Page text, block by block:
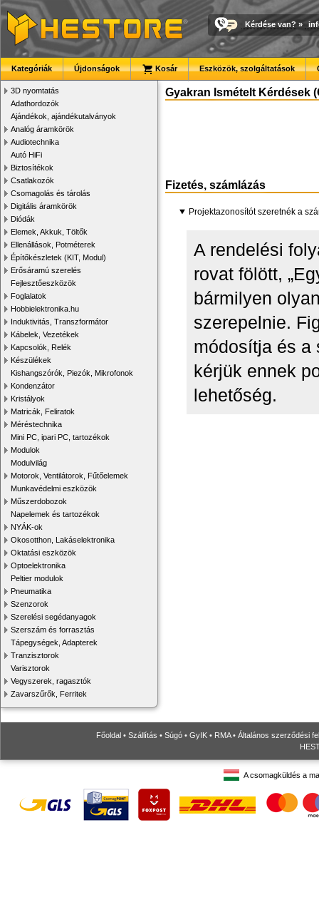
Kérdése van? »
Kategóriák Újdonságok Kosár Eszközök, szolgáltatások
3D nyomtatás
Adathordozók
Ajándékok, ajándékutalványok
Analóg áramkörök
Audiotechnika
Autó HiFi
Biztosítékok
Csatlakozók
Csomagolás és tárolás
Digitális áramkörök
Diódák
Elemek, Akkuk, Töltők
Ellenállások, Potméterek
Építőkészletek (KIT, Modul)
Erősáramú szerelés
Fejlesztőeszközök
Foglalatok
Hobbielektronika.hu
Induktivitás, Transzformátor
Kábelek, Vezetékek
Kapcsolók, Relék
Készülékek
Kishangszórók, Piezók, Mikrofonok
Kondenzátor
Kristályok
Matricák, Feliratok
Méréstechnika
Mini PC, ipari PC, tartozékok
Modulok
Modulvilág
Motorok, Ventilátorok, Fűtőelemek
Munkavédelmi eszközök
Műszerdobozok
Napelemek és tartozékok
NYÁK-ok
Okosotthon, Lakáselektronika
Oktatási eszközök
Optoelektronika
Peltier modulok
Pneumatika
Szenzorok
Szerelési segédanyagok
Szerszám és forrasztás
Tápegységek, Adapterek
Tranzisztorok
Varisztorok
Vegyszerek, ragasztók
Zavarszűrők, Ferritek
Gyakran Ismételt Kérdések
Fizetés, számlázás
Projektazonosítót szeretnék a
A rendelési
rovat fölött,
bármilyen
szerepelnie.
módosítja és a
kérjük ennek
lehetőség.
Főoldal • Szállítás • Súgó • GyIK • RMA• Általános szerződési
A csomagküldés a